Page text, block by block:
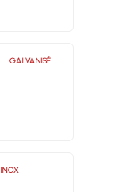
GALVANISÉ
INOX